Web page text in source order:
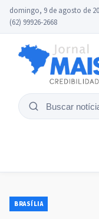
domingo, 9 de agosto de
(62) 99926-2668
Buscar
BRASÍLIA